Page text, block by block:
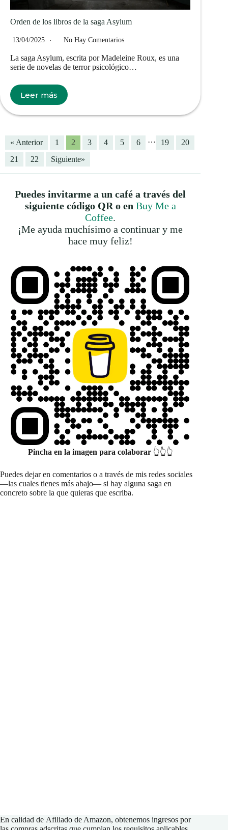
Orden de los libros de la saga Asylum
13/04/2025 No Hay Comentarios
La saga Asylum, escrita por Madeleine Roux, es una
serie de novelas de terror psicológico…
Leer más
« Anterior 1 2 3 4 5 6 … 19
20
21
22 Siguiente»
Puedes invitarme a un café a través del
siguiente código QR o en Buy Me a
Coffee.
¡Me ayuda muchísimo a continuar y me
hace muy feliz!
Pincha en la imagen para colaborar👆👆👆
Puedes dejar en comentarios o a través de mis redes sociales
—las cuales tienes más abajo— si hay alguna saga en
concreto sobre la que quieras que escriba.
En calidad de Afiliado de Amazon, obtenemos ingresos por